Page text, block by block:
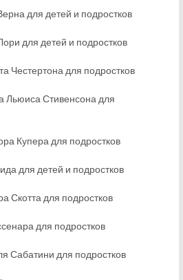
для детей и подростков
для детей и подростков
Честертона для подростков
Льюиса Стивенсона для
Купера для подростков
для детей и подростков
Скотта для подростков
для подростков
Сабатини для подростков